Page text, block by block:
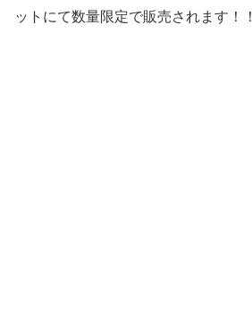
ットにて数量限定で販売されます！！